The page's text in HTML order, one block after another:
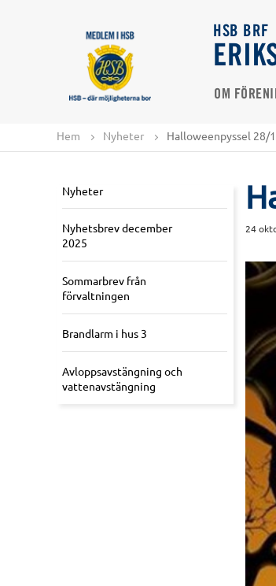
HSB BRF
OM
Hem Nyheter Halloweenpyssel 28/
Nyheter
Nyhetsbrev december
2025
Sommarbrev från
förvaltningen
Brandlarm i hus 3
Avloppsavstängning och
vattenavstängning
24